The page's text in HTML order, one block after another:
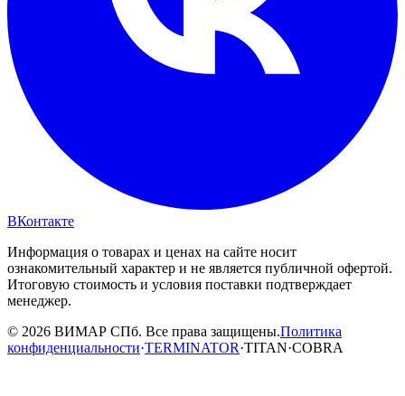
ВКонтакте
Информация о товарах и ценах на сайте носит
ознакомительный характер и не является публичной офертой.
Итоговую стоимость и условия поставки подтверждает
менеджер.
© 2026 ВИМАР СПб. Все права защищены.Политика
конфиденциальности·TERMINATOR·TITAN·COBRA